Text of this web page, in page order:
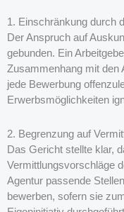
1. Einschränkung durch
Der Anspruch auf
gebunden. Ein
Zusammenhang mit den
jede Bewerbung
Erwerbsmöglichkeiten
2. Begrenzung auf
Das Gericht stellte klar,
Vermittlungsvorschläge
Agentur passende
bewerben, sofern sie